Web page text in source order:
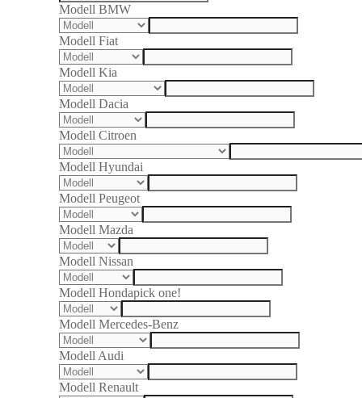
Modell BMW
Modell Fiat
Modell Kia
Modell Dacia
Modell Citroen
Modell Hyundai
Modell Peugeot
Modell Mazda
Modell Nissan
Modell Hondapick one!
Modell Mercedes-Benz
Modell Audi
Modell Renault